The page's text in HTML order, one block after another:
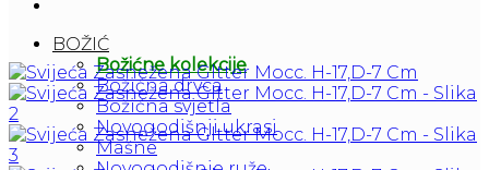
BOŽIĆ
Božićne kolekcije
Božićna drvca
Božićna svjetla
Novogodišnji ukrasi
Mašne